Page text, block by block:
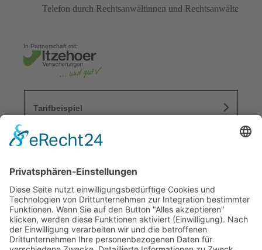
Telefon durch Rechtsanwältinnen und Rechtsanwälte
In Partnerschaft mit:
Tarifbeispiel
Die Infobroschüre
Privater Rechtsschutz
PDF-Download